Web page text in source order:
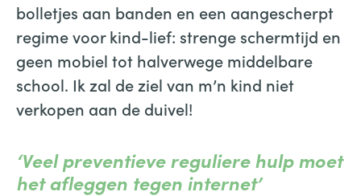
bolletjes aan banden en een aangescherpt
regime voor kind-lief: strenge schermtijd en
geen mobiel tot halverwege middelbare
school. Ik zal de ziel van m’n kind niet
verkopen aan de duivel!
‘Veel preventieve reguliere hulp moet
het afleggen tegen internet’